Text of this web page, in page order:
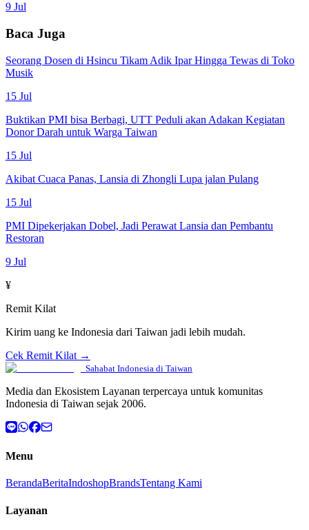
9 Jul
Baca Juga
Seorang Dosen di Hsincu Tikam Adik Ipar Hingga Tewas di Toko
Musik
15 Jul
Buktikan PMI bisa Berbagi, UTT Peduli akan Adakan Kegiatan
Donor Darah untuk Warga Taiwan
15 Jul
Akibat Cuaca Panas, Lansia di Zhongli Lupa jalan Pulang
15 Jul
PMI Dipekerjakan Dobel, Jadi Perawat Lansia dan Pembantu
Restoran
9 Jul
¥
Remit Kilat
Kirim uang ke Indonesia dari Taiwan jadi lebih mudah.
Cek Remit Kilat →
Sahabat Indonesia di Taiwan
Media dan Ekosistem Layanan terpercaya untuk komunitas
Indonesia di Taiwan sejak 2006.
Menu
BerandaBeritaIndoshopBrandsTentang Kami
Layanan